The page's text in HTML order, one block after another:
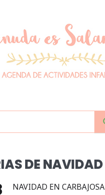
DE NAVIDAD
NAVIDAD EN CARBAJOSA